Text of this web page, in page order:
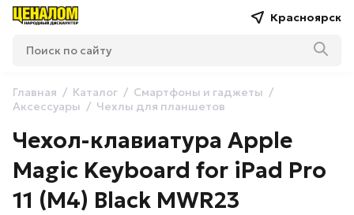
Красноярск
Главная Каталог
Смартфоны и гаджеты
Аксессуары
Чехлы для планшетов
Чехол-клавиатура Apple
Magic Keyboard for iPad Pro
11 (M4) Black MWR23